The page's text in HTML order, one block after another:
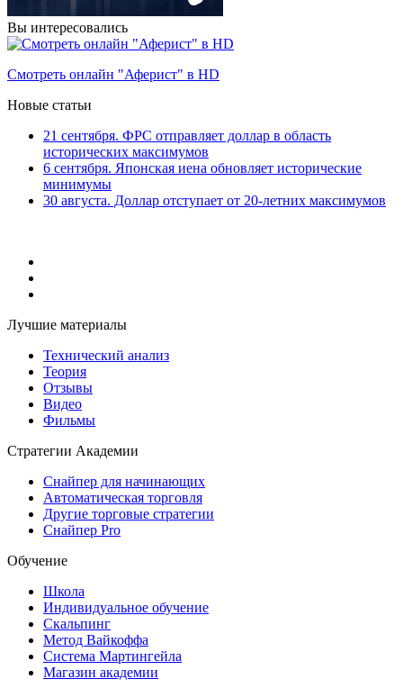
Вы интересовались
Смотреть онлайн "Аферист" в HD
Новые статьи
21 сентября. ФРС отправляет доллар в область
исторических максимумов
6 сентября. Японская иена обновляет исторические
минимумы
30 августа. Доллар отступает от 20-летних максимумов
Лучшие материалы
Технический анализ
Теория
Отзывы
Видео
Фильмы
Стратегии Академии
Снайпер для начинающих
Автоматическая торговля
Другие торговые стратегии
Снайпер Pro
Обучение
Школа
Индивидуальное обучение
Скальпинг
Метод Вайкоффа
Система Мартингейла
Магазин академии